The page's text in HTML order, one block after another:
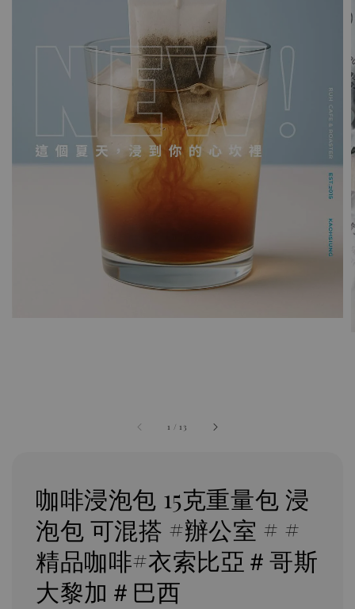
1 / 13
咖啡浸泡包 ​​​​15克重量包 浸
泡包 可混搭 #辦公室 # #
精品咖啡#衣索比亞＃哥斯
大黎加＃巴西